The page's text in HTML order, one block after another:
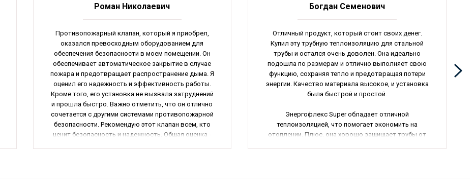
Роман Николаевич
Противопожарный клапан, который я приобрел,
оказался превосходным оборудованием для
обеспечения безопасности в моем помещении. Он
обеспечивает автоматическое закрытие в случае
пожара и предотвращает распространение дыма. Я
оценил его надежность и эффективность работы.
Кроме того, его установка не вызвала затруднений
и прошла быстро. Важно отметить, что он отлично
сочетается с другими системами противопожарной
безопасности. Рекомендую этот клапан всем, кто
ценит безопасность и надежность. Общая оценка -
Богдан Семенович
Отличный продукт, который стоит своих денег.
Купил эту трубную теплоизоляцию для стальной
трубы и остался очень доволен. Она идеально
подошла по размерам и отлично выполняет свою
функцию, сохраняя тепло и предотвращая потери
энергии. Качество материала высокое, и установка
была быстрой и простой.
Энергофлекс Super обладает отличной
теплоизоляцией, что помогает экономить на
отоплении. Плюс, она хорошо защищает трубы от